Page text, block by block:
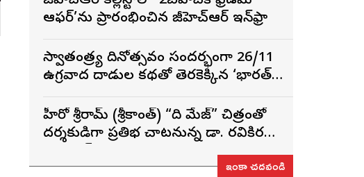
ఆఫర్’ను ప్రారంభించిన జీహెచ్ఆర్ ఇన్‌ఫ్రా
స్వాతంత్ర్య దినోత్సవం సందర్భంగా 26/11
ఉగ్రవాద దాడుల కథతో తెరకెక్కిన ‘భారత్
హీరో శ్రీరామ్ (శ్రీకాంత్) “ది మేజ్” చిత్రంతో
దర్శకుడిగా ప్రతిభ చాటనున్న డా. రవికిరణ్
ఇంకా చదవండి